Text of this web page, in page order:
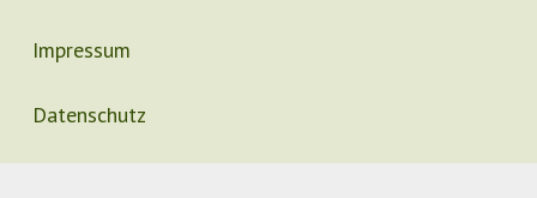
Impressum
Datenschutz